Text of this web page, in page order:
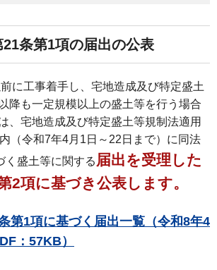
条第1項の届出の公表
に工事着手し、宅地造成及び特定盛土
降も一定規模以上の盛土等を行う場合
、宅地造成及び特定盛土等規制法適用
（令和7年4月1日～22日まで）に同法
く盛土等に関する 届出を受理した
2項に基づき公表します。
第1項に基づく届出一覧（令和8年4
：57KB）